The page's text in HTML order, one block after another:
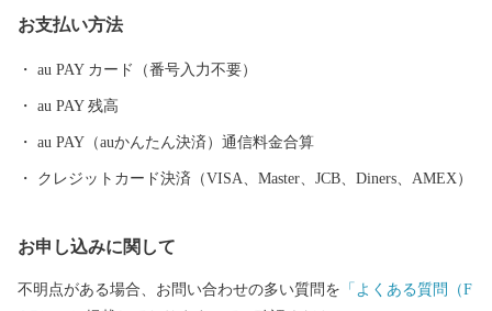
ません。何卒、ご理解のほどお願い申し上げます。
お支払い方法
au PAY カード（番号入力不要）
au PAY 残高
au PAY（auかんたん決済）通信料金合算
クレジットカード決済（VISA、Master、JCB、Diners、AMEX）
お申し込みに関して
不明点がある場合、お問い合わせの多い質問を 「よくある質問（F